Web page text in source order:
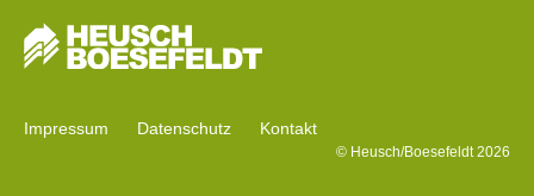
Impressum Datenschutz Kontakt
© Heusch/Boesefeldt 2026